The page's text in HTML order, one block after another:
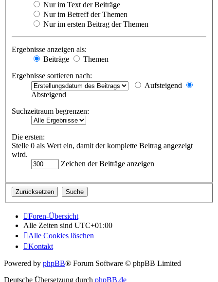
Nur im Text der Beiträge
Nur im Betreff der Themen
Nur im ersten Beitrag der Themen
Ergebnisse anzeigen als:
Beiträge
Themen
Ergebnisse sortieren nach:
Aufsteigend
Absteigend
Suchzeitraum begrenzen:
Die ersten:
Stelle 0 als Wert ein, damit der komplette Beitrag angezeigt
wird.
Zeichen der Beiträge anzeigen
Foren-Übersicht
Alle Zeiten sind UTC+01:00
Alle Cookies löschen
Kontakt
Powered by phpBB® Forum Software © phpBB Limited
Deutsche Übersetzung durch phpBB.de